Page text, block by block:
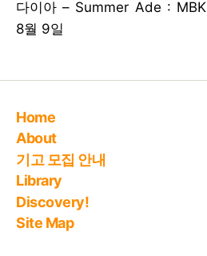
다이아 – Summer Ade :
8월 9일
Home
About
기고 모집 안내
Library
Discovery!
Site Map